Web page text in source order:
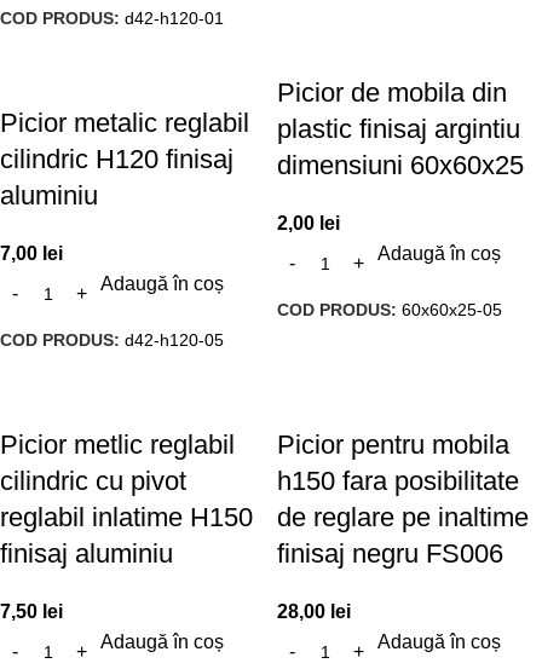
COD PRODUS: d42-h120-01
Picior metalic reglabil
cilindric H120 finisaj
aluminiu
7,00 lei
Adaugă în coș
COD PRODUS: d42-h120-05
Picior de mobila din
plastic finisaj argintiu
dimensiuni 60x60x25
2,00 lei
Adaugă în coș
COD PRODUS: 60x60x25-05
Picior metlic reglabil
cilindric cu pivot
reglabil inlatime H150
finisaj aluminiu
7,50 lei
Adaugă în coș
Picior pentru mobila
h150 fara posibilitate
de reglare pe inaltime
finisaj negru FS006
28,00 lei
Adaugă în coș